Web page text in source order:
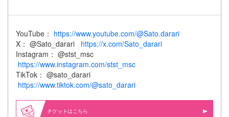
YouTube： https://www.youtube.com/@Sato.darari
X： @Sato_darari https://x.com/Sato_darari
Instagram： @stst_msc
https://www.instagram.com/stst_msc
TikTok： @sato_darari
https://www.tiktok.com/@sato_darari
はこちら